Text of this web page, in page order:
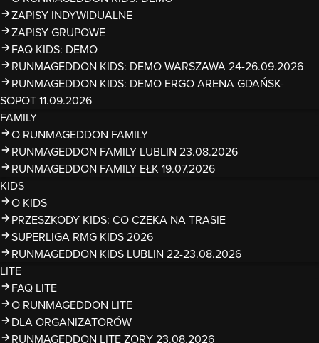
ZAPISY INDYWIDUALNE
ZAPISY GRUPOWE
FAQ KIDS: DEMO
RUNMAGEDDON KIDS: DEMO WARSZAWA 24-26.09.2026
RUNMAGEDDON KIDS: DEMO ERGO ARENA GDAŃSK-
SOPOT 11.09.2026
FAMILY
O RUNMAGEDDON FAMILY
RUNMAGEDDON FAMILY LUBLIN 23.08.2026
RUNMAGEDDON FAMILY EŁK 19.07.2026
KIDS
O KIDS
PRZESZKODY KIDS: CO CZEKA NA TRASIE
SUPERLIGA RMG KIDS 2026
RUNMAGEDDON KIDS LUBLIN 22-23.08.2026
LITE
FAQ LITE
O RUNMAGEDDON LITE
DLA ORGANIZATORÓW
RUNMAGEDDON LITE ŻORY 23.08.2026